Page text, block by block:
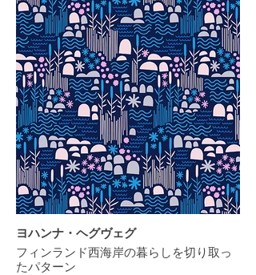
ヨハンナ・ヘグヴェグ
フィンランド西海岸の暮らしを切り取っ
たパターン